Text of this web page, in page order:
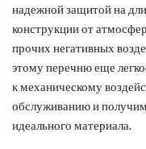
надежной защитой на
конструкции от
прочих негативных
этому перечню еще
к механическому
обслуживанию и
идеального материала.